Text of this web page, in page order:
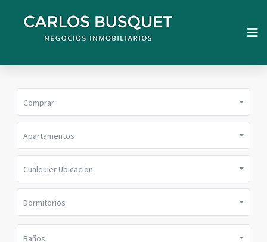
Comprar
Apartamentos
Cualquier Ubicacion
Dormitorios
Baños